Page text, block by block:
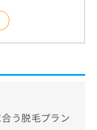
う脱毛プラン